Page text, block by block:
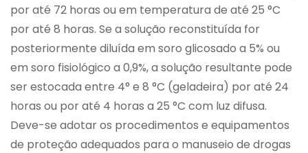
por até 72 horas ou em temperatura de até 25 °C
por até 8 horas. Se a solução reconstituída for
posteriormente diluída em soro glicosado a 5% ou
em soro fisiológico a 0,9%, a solução resultante pode
ser estocada entre 4° e 8 °C (geladeira) por até 24
horas ou por até 4 horas a 25 °C com luz difusa.
Deve-se adotar os procedimentos e equipamentos
de proteção adequados para o manuseio de drogas